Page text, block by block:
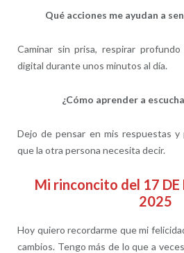
Qué acciones me ayudan a
Caminar sin prisa, respirar
digital durante unos minutos al día.
¿Cómo aprender a
Dejo de pensar en mis respuestas
que la otra persona necesita decir.
Mi rinconcito del 17 DE
2025
Hoy quiero recordarme que mi
cambios. Tengo más de lo que a